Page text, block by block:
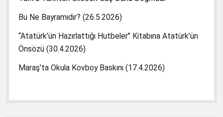
Bu Ne Bayramıdır? (26.5.2026)
“Atatürk’ün Hazırlattığı Hutbeler” Kitabına Atatürk’ün
Önsözü (30.4.2026)
Maraş’ta Okula Kovboy Baskını (17.4.2026)